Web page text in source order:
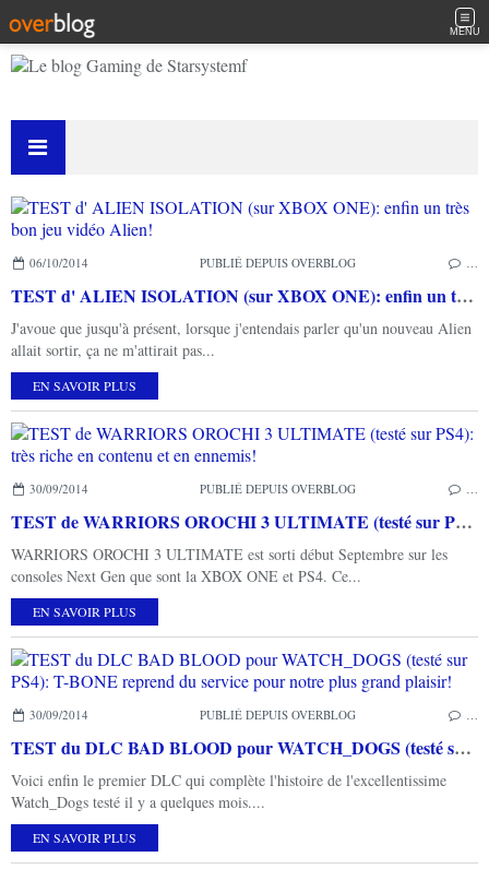
MENU
06/10/2014 PUBLIÉ DEPUIS OVERBLOG …
TEST d' ALIEN ISOLATION (sur XBOX ONE): enfin un très bon jeu vidéo Alien!
J'avoue que jusqu'à présent, lorsque j'entendais parler qu'un nouveau Alien
allait sortir, ça ne m'attirait pas...
EN SAVOIR PLUS
30/09/2014 PUBLIÉ DEPUIS OVERBLOG …
TEST de WARRIORS OROCHI 3 ULTIMATE (testé sur PS4): très riche en contenu et en ennemis!
WARRIORS OROCHI 3 ULTIMATE est sorti début Septembre sur les
consoles Next Gen que sont la XBOX ONE et PS4. Ce...
EN SAVOIR PLUS
30/09/2014 PUBLIÉ DEPUIS OVERBLOG …
TEST du DLC BAD BLOOD pour WATCH_DOGS (testé sur PS4): T-BONE reprend du service pour notre plus grand plaisir!
Voici enfin le premier DLC qui complète l'histoire de l'excellentissime
Watch_Dogs testé il y a quelques mois....
EN SAVOIR PLUS